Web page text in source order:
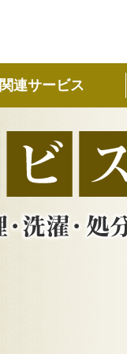
関連サービス